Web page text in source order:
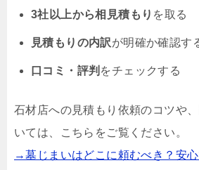
3社以上から相見積もり を取る
見積もりの内訳が明確か確認す
口コミ・評判 をチェックする
石材店への見積もり依頼のコツや
いては、こちらをご覧ください。
→墓じまいはどこに頼むべき？安